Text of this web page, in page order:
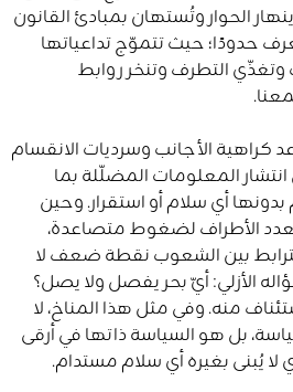
الحوار وتُستهان بمبادئ القانون
حدودًا؛ حيث تتموّج تداعياتها
التطرف وتنخر روابط
كراهية الأجانب وسرديات الانقسام
المعلومات المضلّلة بما
أي سلام أو استقرار. وحين
الأطراف لضغوط متصاعدة،
بين الشعوب نقطة ضعف لا
الأزلي: أيّ بحر يفصل ولا يصل؟
منه. وفي مثل هذا المناخ، لا
بل هو السياسة ذاتها في أرقى
يُبنى بغيره أي سلام مستدام.